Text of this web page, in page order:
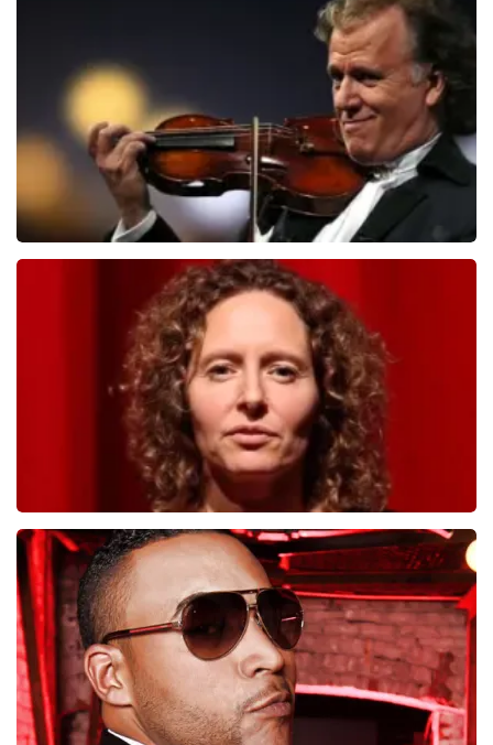
ORDER NOW
Andre Rieu
last 30 minutes
ORDER NOW
Esther van der Voort
497last 30 minutes
ORDER NOW